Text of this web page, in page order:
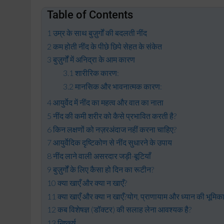
Table of Contents
उम्र के साथ बुज़ुर्गों की बदलती नींद
कम होती नींद के पीछे छिपे सेहत के संकेत
बुज़ुर्गों में अनिद्रा के आम कारण
शारीरिक कारण:
मानसिक और भावनात्मक कारण:
आयुर्वेद में नींद का महत्व और वात का नाता
नींद की कमी शरीर को कैसे प्रभावित करती है?
किन लक्षणों को नज़रअंदाज नहीं करना चाहिए?
आयुर्वेदिक दृष्टिकोण से नींद सुधारने के उपाय
नींद लाने वाली असरदार जड़ी-बूटियाँ
बुज़ुर्गों के लिए कैसा हो दिन का रूटीन?
क्या खाएँ और क्या न खाएँ?
क्या खाएँ और क्या न खाएँ?योग, प्राणायाम और ध्यान की
कब विशेषज्ञ (डॉक्टर) की सलाह लेना आवश्यक है?